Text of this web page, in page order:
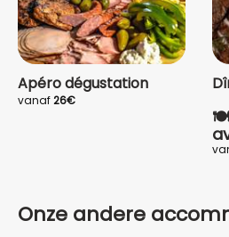
Apéro dégustation
vanaf26€
🍽
Onze andere